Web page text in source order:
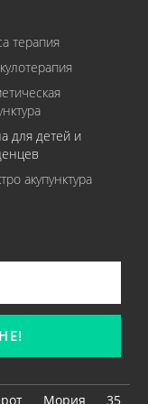
терапия
для детей и
акупунктура
Мория 35